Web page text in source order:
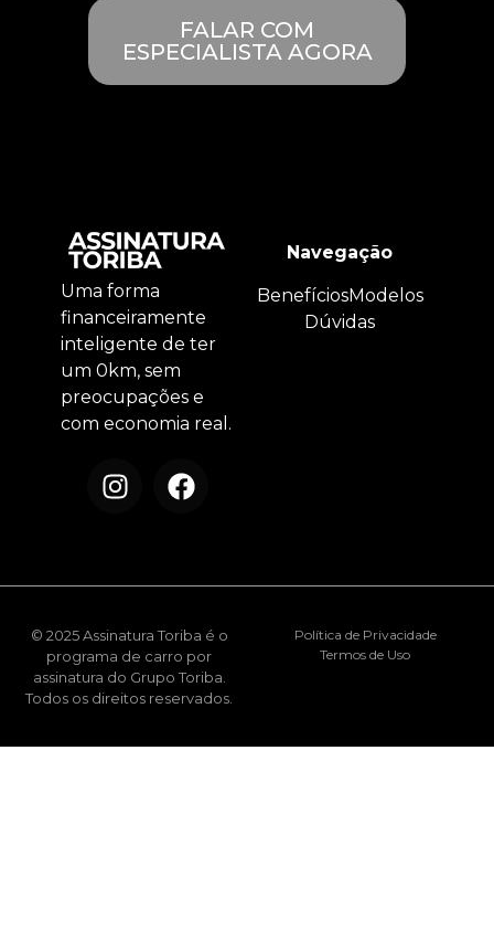
FALAR COM
ESPECIALISTA AGORA
Uma forma
financeiramente
inteligente de ter
um 0km, sem
preocupações e
com economia real.
Navegação
BenefíciosModelos
Dúvidas
© 2025 Assinatura Toriba é o
programa de carro por
assinatura do Grupo Toriba.
Todos os direitos reservados.
Política de Privacidade
Termos de Uso